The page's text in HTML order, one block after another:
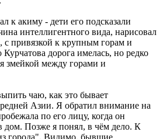
к акиму - дети его подсказали
интеллигентного вида, нарисовал
с привязкой к крупным горам и
дорога имелась, но редко
змейкой между горами и
чаю, как это бывает
Азии. Я обратил внимание на
по его лицу, когда он
дом. Позже я понял, в чём дело. К
города". Видимо, бывшие